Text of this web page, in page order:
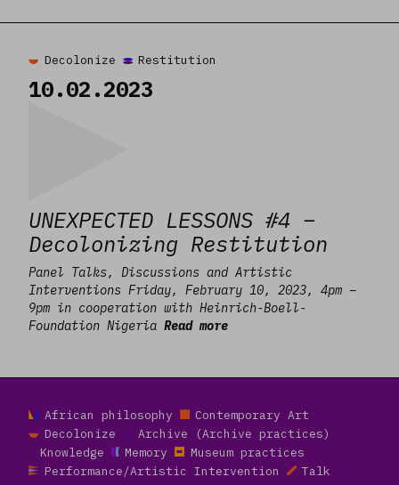
Decolonize Restitution
10.02.2023
UNEXPECTED LESSONS #4 –
Decolonizing Restitution
Panel Talks, Discussions and Artistic
Interventions Friday, February 10, 2023, 4pm –
9pm in cooperation with Heinrich-Boell-
Foundation Nigeria Read more
African philosophy
Contemporary Art
Decolonize
Archive (Archive practices)
Knowledge
Memory
Museum practices
Performance/Artistic Intervention
Talk